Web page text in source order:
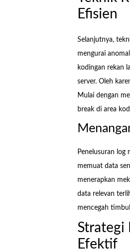
Efisien
Selanjutnya,
mengurai
kodingan rekan
server. Oleh
Mulai dengan
break di area
Penelusuran log
memuat data
menerapkan
data relevan
mencegah
Strategi
Efektif